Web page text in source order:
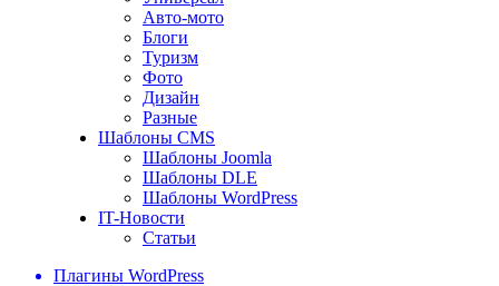
Авто-мото
Блоги
Туризм
Фото
Дизайн
Разные
Шаблоны CMS
Шаблоны Joomla
Шаблоны DLE
Шаблоны WordPress
IT-Новости
Статьи
Плагины WordPress